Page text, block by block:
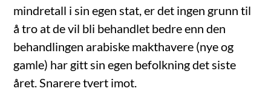
mindretall i sin egen stat, er det ingen grunn til
å tro at de vil bli behandlet bedre enn den
behandlingen arabiske makthavere (nye og
gamle) har gitt sin egen befolkning det siste
året. Snarere tvert imot.